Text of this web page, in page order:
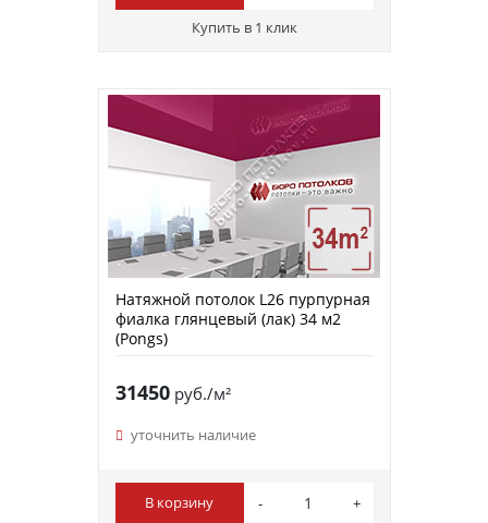
Купить в 1 клик
Натяжной потолок L26 пурпурная
фиалка глянцевый (лак) 34 м2
(Pongs)
31450руб./м²
уточнить наличие
В корзину